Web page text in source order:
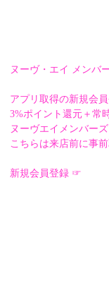
ヌーヴ・エイ メンバ
アプリ取得の新規会員
3%ポイント還元＋常
ヌーヴエイメンバー
こちらは来店前に事
新規会員登録